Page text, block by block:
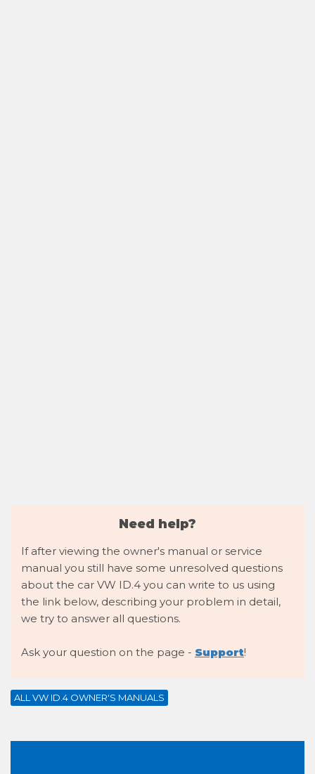
Need help?
If after viewing the owner's manual or service
manual you still have some unresolved questions
about the car VW ID.4 you can write to us using
the link below, describing your problem in detail,
we try to answer all questions.
Ask your question on the page - Support!
ALL VW ID.4 OWNER'S MANUALS